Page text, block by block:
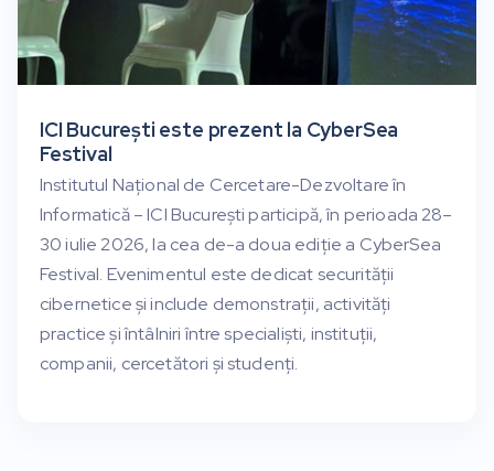
ICI București este prezent la CyberSea
Festival
Institutul Național de Cercetare-Dezvoltare în
Informatică – ICI București participă, în perioada 28–
30 iulie 2026, la cea de-a doua ediție a CyberSea
Festival. Evenimentul este dedicat securității
cibernetice și include demonstrații, activități
practice și întâlniri între specialiști, instituții,
companii, cercetători și studenți.